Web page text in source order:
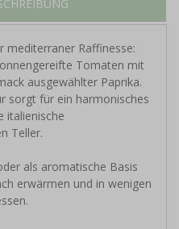
mediterraner Raffinesse:
Tomaten mit
ausgewählter Paprika.
sorgt für ein harmonisches
italienische
Teller.
als aromatische Basis
erwärmen und in wenigen